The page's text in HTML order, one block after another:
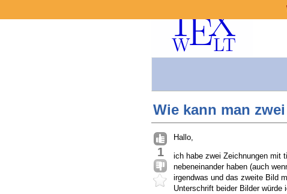
Wie kann man
1
Hallo,
ich habe zwei Zeichnungen mit
nebeneinander haben (auch
irgendwas und das zweite Bild
Unterschrift beider Bilder würde